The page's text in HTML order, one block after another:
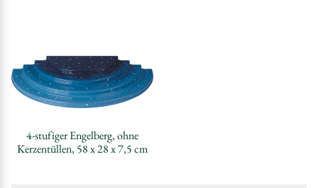
4-stufiger Engelberg, ohne
Kerzentüllen, 58 x 28 x 7,5 cm